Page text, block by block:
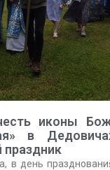
иконы
в
праздник
в день